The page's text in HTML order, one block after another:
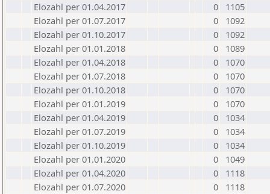
Elozahl per 01.04.2017
0
1105
Elozahl per 01.07.2017
0
1092
Elozahl per 01.10.2017
0
1092
Elozahl per 01.01.2018
0
1089
Elozahl per 01.04.2018
0
1070
Elozahl per 01.07.2018
0
1070
Elozahl per 01.10.2018
0
1070
Elozahl per 01.01.2019
0
1070
Elozahl per 01.04.2019
0
1034
Elozahl per 01.07.2019
0
1034
Elozahl per 01.10.2019
0
1034
Elozahl per 01.01.2020
0
1049
Elozahl per 01.04.2020
0
1118
Elozahl per 01.07.2020
0
1118